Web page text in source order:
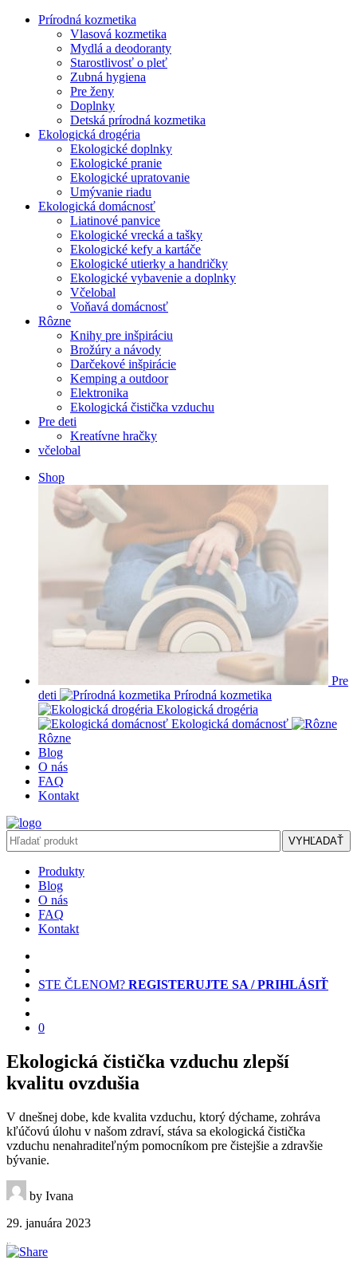
Prírodná kozmetika
Vlasová kozmetika
Mydlá a deodoranty
Starostlivosť o pleť
Zubná hygiena
Pre ženy
Doplnky
Detská prírodná kozmetika
Ekologická drogéria
Ekologické doplnky
Ekologické pranie
Ekologické upratovanie
Umývanie riadu
Ekologická domácnosť
Liatinové panvice
Ekologické vrecká a tašky
Ekologické kefy a kartáče
Ekologické utierky a handričky
Ekologické vybavenie a doplnky
Včelobal
Voňavá domácnosť
Rôzne
Knihy pre inšpiráciu
Brožúry a návody
Darčekové inšpirácie
Kemping a outdoor
Elektronika
Ekologická čistička vzduchu
Pre deti
Kreatívne hračky
včelobal
Shop
Pre
deti
Prírodná kozmetika
Ekologická drogéria
Ekologická domácnosť
Rôzne
Blog
O nás
FAQ
Kontakt
VYHĽADAŤ
Produkty
Blog
O nás
FAQ
Kontakt
STE ČLENOM? REGISTERUJTE SA / PRIHLÁSIŤ
0
Ekologická čistička vzduchu zlepší
kvalitu ovzdušia
V dnešnej dobe, kde kvalita vzduchu, ktorý dýchame, zohráva
kľúčovú úlohu v našom zdraví, stáva sa ekologická čistička
vzduchu nenahraditeľným pomocníkom pre čistejšie a zdravšie
bývanie.
by Ivana
29. januára 2023